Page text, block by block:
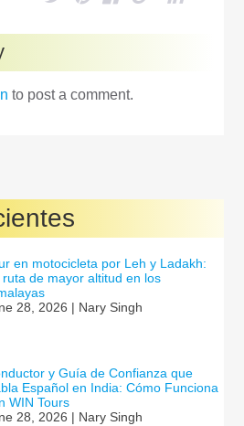
to post a comment.
en motocicleta por Leh y Ladakh:
ruta de mayor altitud en los
28, 2026 | Nary Singh
y Guía de Confianza que
Español en India: Cómo Funciona
WIN Tours
28, 2026 | Nary Singh